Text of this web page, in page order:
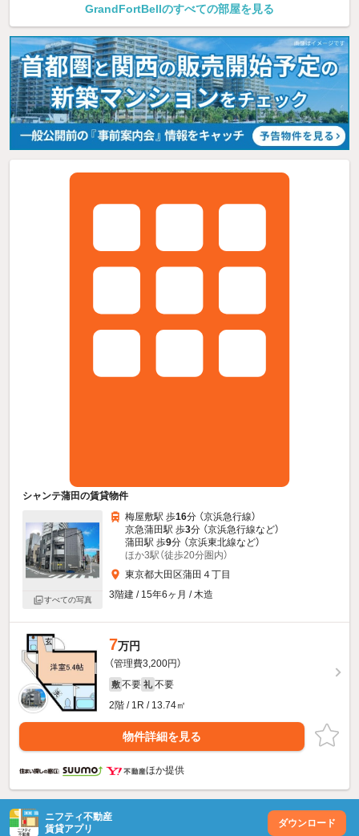
GrandFortBellのすべての部屋を見る
シャンテ蒲田の賃貸物件
すべての写真
梅屋敷駅 歩16分 （京浜急行線）
京急蒲田駅 歩3分 （京浜急行線など）
蒲田駅 歩9分 （京浜東北線など）
ほか3駅（徒歩20分圏内）
東京都大田区蒲田４丁目
3階建 / 15年6ヶ月 / 木造
7万円
（管理費3,200円）
敷 不要 礼 不要
2階 / 1R / 13.74㎡
物件詳細を見る
ほか提供
ニフティ不動産
賃貸アプリ
ダウンロード